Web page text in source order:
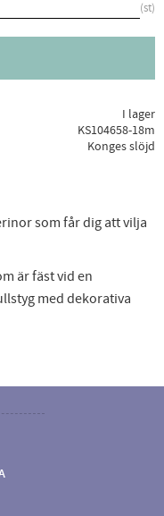
st
I lager
KS104658-18m
Konges slöjd
som får dig att vilja
är fäst vid en
med dekorativa